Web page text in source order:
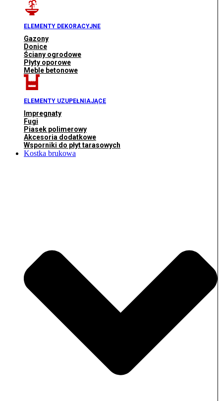
ELEMENTY DEKORACYJNE
Gazony
Donice
Ściany ogrodowe
Płyty oporowe
Meble betonowe
ELEMENTY UZUPEŁNIAJĄCE
Impregnaty
Fugi
Piasek polimerowy
Akcesoria dodatkowe
Wsporniki do płyt tarasowych
Kostka brukowa